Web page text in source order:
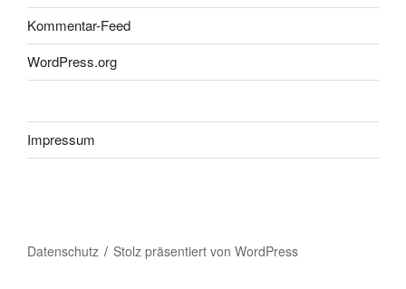
Kommentar-Feed
WordPress.org
Impressum
Datenschutz Stolz präsentiert von WordPress